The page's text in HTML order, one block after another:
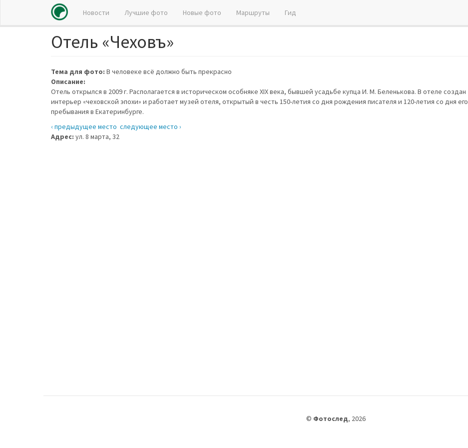
Новости Лучшие фото Новые фото Маршруты Гид
Отель «Чеховъ»
Тема для фото: В человеке всё должно быть прекрасно
Описание:
Отель открылся в 2009 г. Располагается в историческом особняке ХIХ века, бывшей усадьбе купца И. М. Беленькова. В отеле создан
интерьер «чеховской эпохи» и работает музей отеля, открытый в честь 150-летия со дня рождения писателя и 120-летия со дня его
пребывания в Екатеринбурге.
‹ предыдущее место следующее место ›
Адрес: ул. 8 марта, 32
© Фотослед, 2026